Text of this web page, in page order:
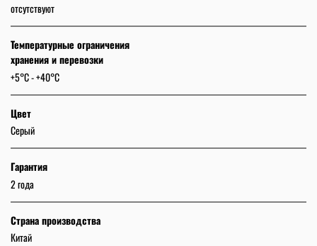
отсутствуют
Температурные ограничения
хранения и перевозки
+5°C - +40°C
Цвет
Серый
Гарантия
2 года
Страна производства
Китай